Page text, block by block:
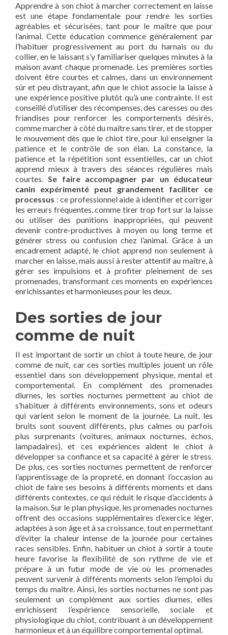
Apprendre à son chiot à marcher correctement en laisse
est une étape fondamentale pour rendre les sorties
agréables et sécurisées, tant pour le maître que pour
l’animal. Cette éducation commence généralement par
l’habituer progressivement au port du harnais ou du
collier, en le laissant s’y familiariser quelques minutes à la
maison avant chaque promenade. Les premières sorties
doivent être courtes et calmes, dans un environnement
sûr et peu distrayant, afin que le chiot associe la laisse à
une expérience positive plutôt qu’à une contrainte. Il est
conseillé d’utiliser des récompenses, des caresses ou des
friandises pour renforcer les comportements désirés,
comme marcher à côté du maître sans tirer, et de stopper
le mouvement dès que le chiot tire, pour lui enseigner la
patience et le contrôle de son élan. La constance, la
patience et la répétition sont essentielles, car un chiot
apprend mieux à travers des séances régulières mais
courtes.Se faire accompagner par un éducateur
canin expérimenté peut grandement faciliter ce
processus : ce professionnel aide à identifier et corriger
les erreurs fréquentes, comme tirer trop fort sur la laisse
ou utiliser des punitions inappropriées, qui peuvent
devenir contre-productives à moyen ou long terme et
générer stress ou confusion chez l’animal. Grâce à un
encadrement adapté, le chiot apprend non seulement à
marcher en laisse, mais aussi à rester attentif au maître, à
gérer ses impulsions et à profiter pleinement de ses
promenades, transformant ces moments en expériences
enrichissantes et harmonieuses pour les deux.
Des sorties de jour
comme de nuit
Il est important de sortir un chiot à toute heure, de jour
comme de nuit, car ces sorties multiples jouent un rôle
essentiel dans son développement physique, mental et
comportemental. En complément des promenades
diurnes, les sorties nocturnes permettent au chiot de
s’habituer à différents environnements, sons et odeurs
qui varient selon le moment de la journée. La nuit, les
bruits sont souvent différents, plus calmes ou parfois
plus surprenants (voitures, animaux nocturnes, échos,
lampadaires), et ces expériences aident le chiot à
développer sa confiance et sa capacité à gérer le stress.
De plus, ces sorties nocturnes permettent de renforcer
l’apprentissage de la propreté, en donnant l’occasion au
chiot de faire ses besoins à différents moments et dans
différents contextes, ce qui réduit le risque d’accidents à
la maison. Sur le plan physique, les promenades nocturnes
offrent des occasions supplémentaires d’exercice léger,
adaptées à son âge et à sa croissance, tout en permettant
d’éviter la chaleur intense de la journée pour certaines
races sensibles. Enfin, habituer un chiot à sortir à toute
heure favorise la flexibilité de son rythme de vie et
prépare à un futur mode de vie où les promenades
peuvent survenir à différents moments selon l’emploi du
temps du maître. Ainsi, les sorties nocturnes ne sont pas
seulement un complément aux sorties diurnes, elles
enrichissent l’expérience sensorielle, sociale et
physiologique du chiot, contribuant à un développement
harmonieux et à un équilibre comportemental optimal.